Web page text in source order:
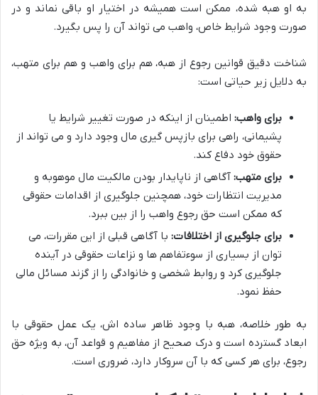
به او هبه شده، ممکن است همیشه در اختیار او باقی نماند و در
صورت وجود شرایط خاص، واهب می تواند آن را پس بگیرد.
شناخت دقیق قوانین رجوع از هبه، هم برای واهب و هم برای متهب،
به دلایل زیر حیاتی است:
برای واهب: اطمینان از اینکه در صورت تغییر شرایط یا
پشیمانی، راهی برای بازپس گیری مال وجود دارد و می تواند از
حقوق خود دفاع کند.
برای متهب: آگاهی از ناپایدار بودن مالکیت مال موهوبه و
مدیریت انتظارات خود، همچنین جلوگیری از اقدامات حقوقی
که ممکن است حق رجوع واهب را از بین ببرد.
برای جلوگیری از اختلافات: با آگاهی قبلی از این مقررات، می
توان از بسیاری از سوءتفاهم ها و نزاعات حقوقی در آینده
جلوگیری کرد و روابط شخصی و خانوادگی را از گزند مسائل مالی
حفظ نمود.
به طور خلاصه، هبه با وجود ظاهر ساده اش، یک عمل حقوقی با
ابعاد گسترده است و درک صحیح از مفاهیم و قواعد آن، به ویژه حق
رجوع، برای هر کسی که با آن سروکار دارد، ضروری است.